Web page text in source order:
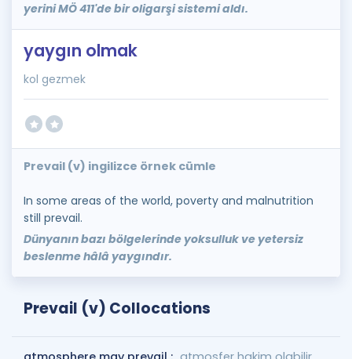
yerini MÖ 411'de bir oligarşi sistemi aldı.
yaygın olmak
kol gezmek
Prevail (v) ingilizce örnek cümle
In some areas of the world, poverty and malnutrition
still prevail.
Dünyanın bazı bölgelerinde yoksulluk ve yetersiz
beslenme hâlâ yaygındır.
Prevail (v) Collocations